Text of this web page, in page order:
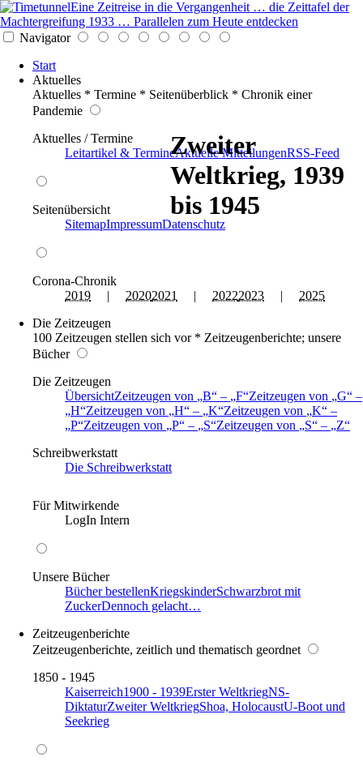
Eine Zeitreise in die Vergangenheit … die Zeittafel der
Machtergreifung 1933 … Parallelen zum Heute entdecken
Navigator
Start
Aktuelles
Aktuelles * Termine * Seitenüberblick * Chronik einer
Pandemie
Aktuelles / Termine
Leitartikel & TermineAktuelle MitteilungenRSS-Feed
Seitenübersicht
SitemapImpressumDatenschutz
Corona-Chronik
2019 | 20202021 | 20222023 | 2025
Die Zeitzeugen
100 Zeitzeugen stellen sich vor * Zeitzeugenberichte; unsere
Bücher
Die Zeitzeugen
ÜbersichtZeitzeugen von B – F Zeitzeugen von G
–
H Zeitzeugen von H – K Zeitzeugen von K
–
P Zeitzeugen von P – S Zeitzeugen von S –
Z
Schreibwerkstatt
Die Schreibwerkstatt
Für Mitwirkende
LogIn Intern
Unsere Bücher
Bücher bestellenKriegskinderSchwarzbrot mit
ZuckerDennoch gelacht…
Zeitzeugenberichte
Zeitzeugenberichte, zeitlich und thematisch geordnet
1850 - 1945
Kaiserreich1900 - 1939Erster WeltkriegNS-
DiktaturZweiter WeltkriegShoa, HolocaustU-Boot und
Seekrieg
Zweiter
Weltkrieg, 1939
bis 1945